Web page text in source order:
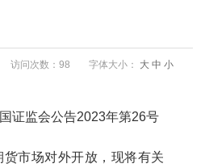
访问次数：98 字体大小： 大 中 小
证监会公告2023年第26号
市场对外开放，现将有关